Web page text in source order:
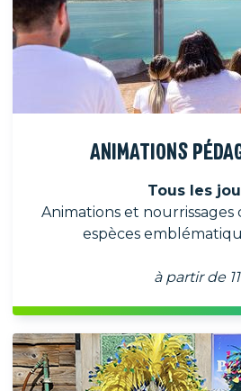
ANIMATIONS
Tous les
Animations et nourrissages
espèces
à partir de